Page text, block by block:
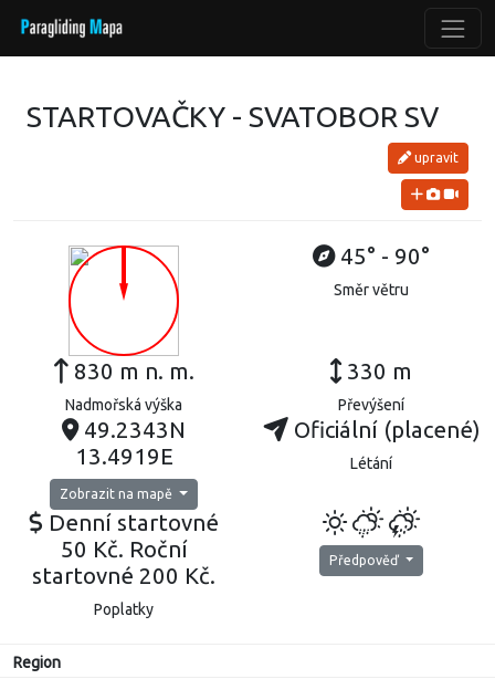
STARTOVAČKY - SVATOBOR SV
upravit
45° - 90°
Směr větru
830 m n. m.
Nadmořská výška
330 m
Převýšení
49.2343N
13.4919E
Zobrazit na mapě
Oficiální (placené)
Létání
Denní startovné
50 Kč. Roční
startovné 200 Kč.
Poplatky
Předpověď
Region